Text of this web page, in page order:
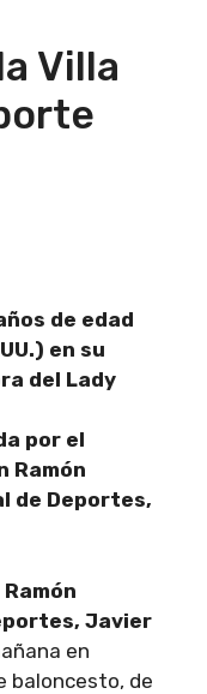
Villa
de edad
en su
del Lady
por el
Ramón
de Deportes,
Javier
en
baloncesto, de